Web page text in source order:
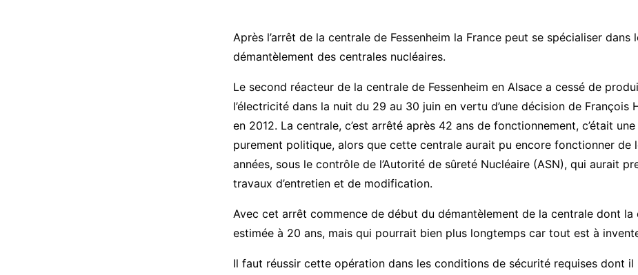
Après l’arrêt de la centrale de Fessenheim la France peut se spécialiser dans
démantèlement des centrales nucléaires.
Le second réacteur de la centrale de Fessenheim en Alsace a cessé de
l’électricité dans la nuit du 29 au 30 juin en vertu d’une décision de François
en 2012. La centrale, c’est arrêté après 42 ans de fonctionnement, c’était
purement politique, alors que cette centrale aurait pu encore fonctionner de
années, sous le contrôle de l’Autorité de sûreté Nucléaire (ASN), qui aurait
travaux d’entretien et de modification.
Avec cet arrêt commence de début du démantèlement de la centrale dont la
estimée à 20 ans, mais qui pourrait bien plus longtemps car tout est à
Il faut réussir cette opération dans les conditions de sécurité requises dont il